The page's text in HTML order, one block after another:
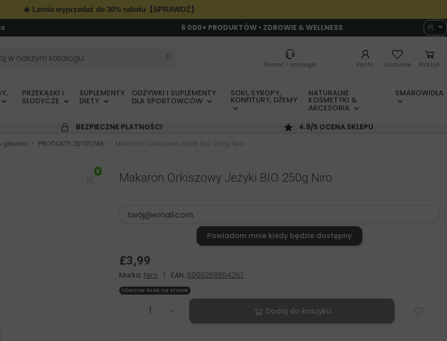
🔥 Letnia wyprzedaż do 30% rabatu【SPRAWDŹ】
6 000+ PRODUKTÓW • ZDROWIE & WELLNESS PL
Pomoc i obsługa Konto Ulubione Koszyk
PRZEKĄSKI I
SŁODYCZE
SUPLEMENTY
DIETY
ODŻYWKI I SUPLEMENTY
DLA SPORTOWCÓW
SOKI, SYROPY,
KONFITURY, DŻEMY
NATURALNE
KOSMETYKI &
AKCESORIA
SMAROWIDŁA
BEZPIECZNE PŁATNOŚCI 4.9/5 OCENA SKLEPU
główna PRODUKTY ZBOŻOWE Makaron Orkiszowy Jeżyki BIO 250g Niro
V Makaron Orkiszowy Jeżyki BIO 250g Niro
Powiadom mnie kiedy będzie dostępny
£3,99
Marka: Niro EAN: 5908259954257
Obecnie brak na stanie
- + Dodaj do koszyka